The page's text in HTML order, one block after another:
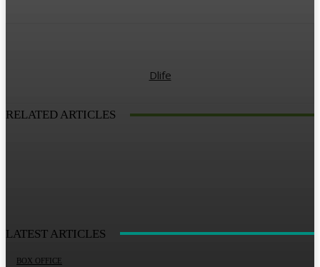
Dlife
RELATED ARTICLES
LATEST ARTICLES
BOX OFFICE